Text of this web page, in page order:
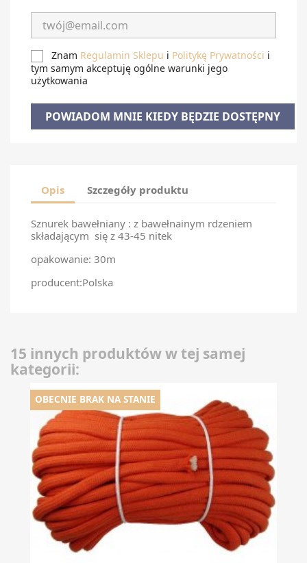
Znam Regulamin Sklepu i Politykę Prywatności i
tym samym akceptuję ogólne warunki jego
użytkowania
POWIADOM MNIE KIEDY BĘDZIE DOSTĘPNY
Opis Szczegóły produktu
Sznurek bawełniany : z bawełnainym rdzeniem
składającym się z 43-45 nitek
opakowanie: 30m
producent:Polska
15 innych produktów w tej samej
kategorii:
OBECNIE BRAK NA STANIE